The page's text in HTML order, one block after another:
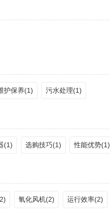
护保养(1) 污水处理(1)
(1) 选购技巧(1) 性能优势(1)
氧化风机(2) 运行效率(2)